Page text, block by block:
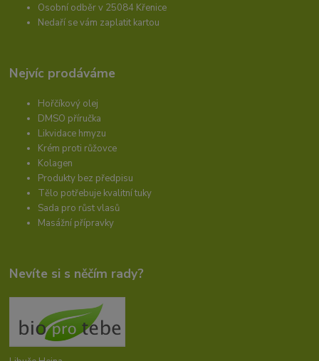
Osobní odběr v 25084 Křenice
Nedaří se vám zaplatit kartou
Nejvíc prodáváme
Hořčíkový olej
DMSO příručka
Likvidace hmyzu
Krém proti růžovce
Kolagen
Produkty bez předpisu
Tělo potřebuje kvalitní tuky
Sada pro růst vlasů
Masážní přípravky
Nevíte si s něčím rady?